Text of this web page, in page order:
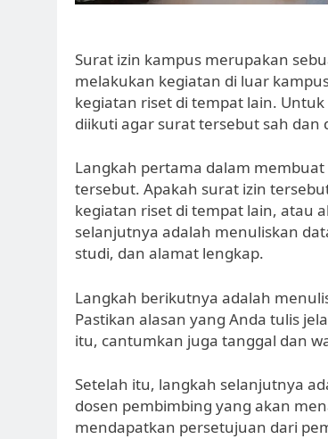
Surat izin kampus merupakan
melakukan kegiatan di luar
kegiatan riset di tempat lain.
diikuti agar surat tersebut sah
Langkah pertama dalam
tersebut. Apakah surat izin
kegiatan riset di tempat lain, atau
selanjutnya adalah menuliskan
studi, dan alamat lengkap.
Langkah berikutnya adalah
Pastikan alasan yang Anda tulis
itu, cantumkan juga tanggal dan
Setelah itu, langkah selanjutnya
dosen pembimbing yang akan
mendapatkan persetujuan dari